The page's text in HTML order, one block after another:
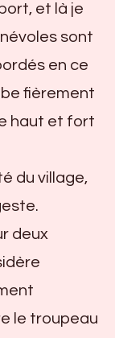
et là je
sont
en ce
fièrement
haut et fort
du village,
deux
le troupeau